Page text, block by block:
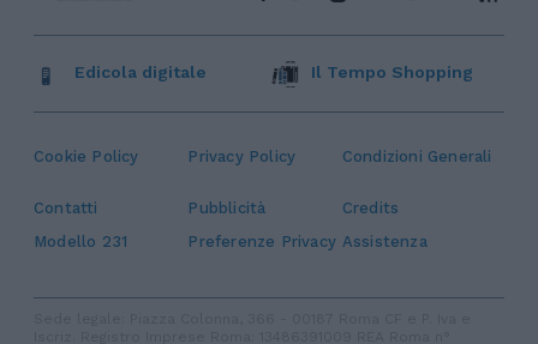
Cookie Policy Privacy Policy Condizioni Generali
Contatti Pubblicità
Credits
Modello 231
Preferenze Privacy Assistenza
Edicola digitale Il Tempo Shopping